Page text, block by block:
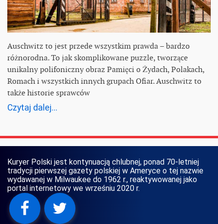
Auschwitz to jest przede wszystkim prawda – bardzo
różnorodna. To jak skomplikowane puzzle, tworzące
unikalny polifoniczny obraz Pamięci o Żydach, Polakach,
Romach i wszystkich innych grupach Ofiar. Auschwitz to
także historie sprawców
Czytaj dalej...
Kuryer Polski jest kontynuacją chlubnej, ponad 70-letniej
tradycji pierwszej gazety polskiej w Ameryce o tej nazwie
wydawanej w Milwaukee do 1962 r., reaktywowanej jako
portal internetowy we wrześniu 2020 r.